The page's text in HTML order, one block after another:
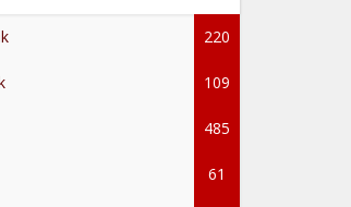
220
109
485
61